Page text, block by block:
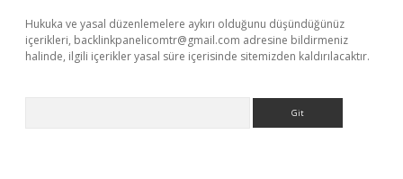
Hukuka ve yasal düzenlemelere aykırı olduğunu düşündüğünüz
içerikleri, backlinkpanelicomtr@gmail.com adresine bildirmeniz
halinde, ilgili içerikler yasal süre içerisinde sitemizden kaldırılacaktır.